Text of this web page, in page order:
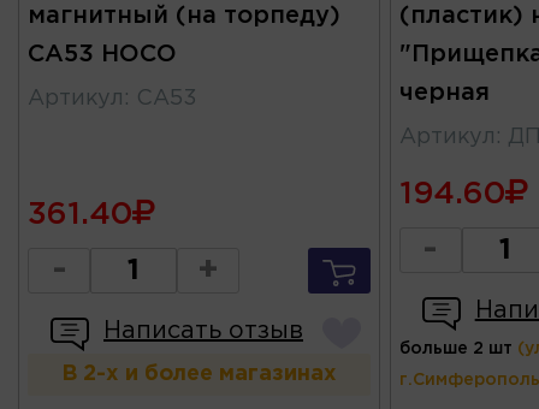
магнитный (на торпеду)
CA53 HOCO
Артикул : CA53
361.40
- +
Написать отзыв
В 2-х и более магазинах
(пластик)
черная
Артикул :
194.60
-
больше 2 шт